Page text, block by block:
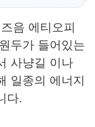
음 에티오피
두가 들어있는
사냥길 이나
일종의 에너지
다.